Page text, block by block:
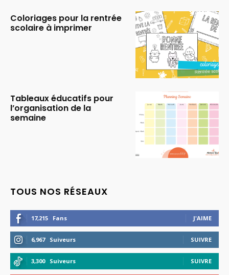
Coloriages pour la rentrée
scolaire à imprimer
Tableaux éducatifs pour
l’organisation de la
semaine
TOUS NOS RÉSEAUX
17,215 Fans J'AIME
6,967 Suiveurs SUIVRE
3,300 Suiveurs SUIVRE